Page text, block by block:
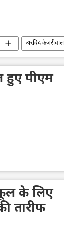
अरविंद केजरीवाल
हुए पीएम
के लिए
तारीफ